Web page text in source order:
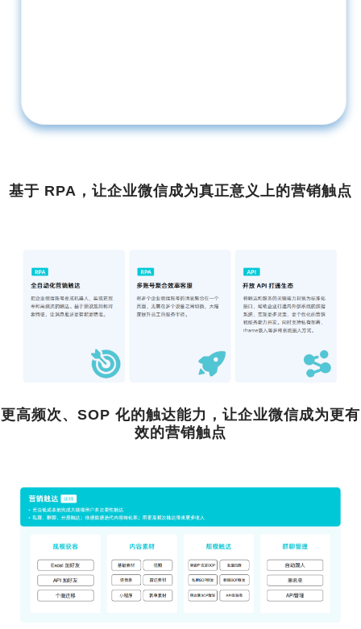
基于 RPA，让企业微信成为真正意义上的营销触点
更高频次、SOP 化的触达能力，让企业微信成为更有
效的营销触点